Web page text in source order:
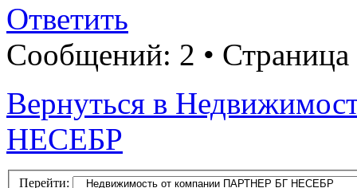
Ответить
Сообщений: 2 • Страница
Вернуться в
НЕСЕБР
Перейти: